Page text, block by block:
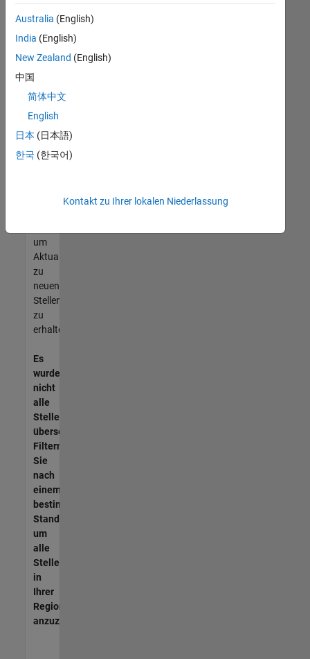
keine
offenen
Stellen
können,
die
Ihren
entsprechen,
werden
unseres
um
Aktualisierungen
zu
neuen
Stellenangeboten
zu
erhalten.
Es
wurden
nicht
alle
Stellen
übersetzt.
Filtern
Sie
nach
einem
bestimmten
Standort,
um
alle
Stellenangebote
in
Ihrer
Region
anzuzeigen.
Australia (English)
India (English)
New Zealand (English)
中国
简体中文
English
日本 (日本語)
한국 (한국어)
Kontakt zu Ihrer lokalen Niederlassung